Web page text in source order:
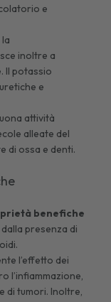
e
inoltre a
Il potassio
e
attività
alleate del
di ossa e denti.
benefiche
presenza di
l’effetto dei
l’infiammazione,
di tumori. Inoltre,